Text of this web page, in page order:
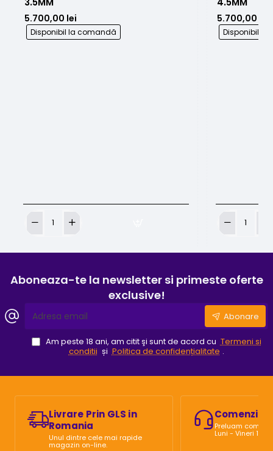
Disponibil la comandă
5.700,00 lei
CHEYENNE
NOVA
3.5MM
Disponibil la
5.700,00 lei
CHEYENNE
NOVA
II
4.5MM
Aboneaza-te la newsletter si primeste oferte
exclusive!
email
Abonare
Am peste 18 ani, am citit şi sunt de acord cu Termeni si
conditii și Politica de confidențialitate .
Livrare Prin GLS in
Romania
Unul dintre cele mai rapide
magazin on-line.
Comenzi
Preluam
Luni - Vineri